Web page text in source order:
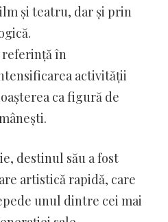
și teatru, dar și prin
în
activității
ca figură de
destinul său a fost
artistică rapidă, care
unul dintre cei mai